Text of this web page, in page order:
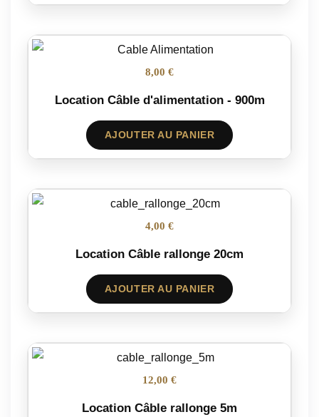
8,00 €
Location Câble d'alimentation - 900m
AJOUTER AU PANIER
4,00 €
Location Câble rallonge 20cm
AJOUTER AU PANIER
12,00 €
Location Câble rallonge 5m